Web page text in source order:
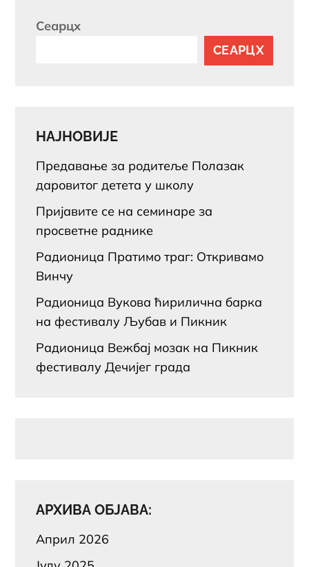
Сеарцх
СЕАРЦХ
НАЈНОВИЈЕ
Предавање за родитеље Полазак
даровитог детета у школу
Пријавите се на семинаре за
просветне раднике
Радионица Пратимо траг: Откривамо
Винчу
Радионица Вукова ћирилична барка
на фестивалу Љубав и Пикник
Радионица Вежбај мозак на Пикник
фестивалу Дечијег града
АРХИВА ОБЈАВА:
Април 2026